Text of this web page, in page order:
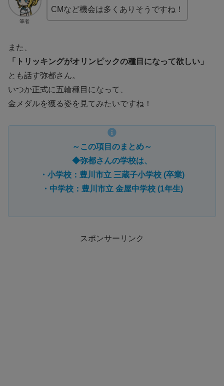
筆者
CMなど機会は多くありそうですね！
また、
「トリッキングがオリンピックの種目になって欲しい」
とも話す弥都さん。
いつか正式に五輪種目になって、
金メダルを獲る姿を見てみたいですね！
～この項目のまとめ～
◆弥都さんの学校は、
・小学校：豊川市立 三蔵子小学校 (卒業)
・中学校：豊川市立 金屋中学校 (1年生)
スポンサーリンク